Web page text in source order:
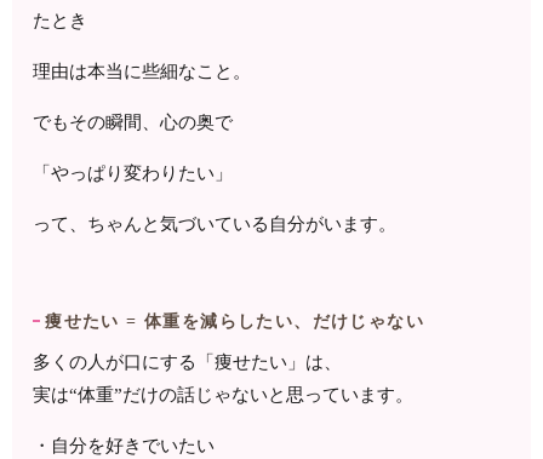
たとき
理由は本当に些細なこと。
でもその瞬間、心の奥で
「やっぱり変わりたい」
って、ちゃんと気づいている自分がいます。
痩せたい = 体重を減らしたい、だけじゃない
多くの人が口にする「痩せたい」は、
実は“体重”だけの話じゃないと思っています。
・自分を好きでいたい